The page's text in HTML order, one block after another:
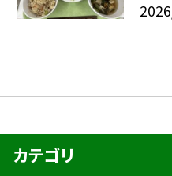
カテゴリ